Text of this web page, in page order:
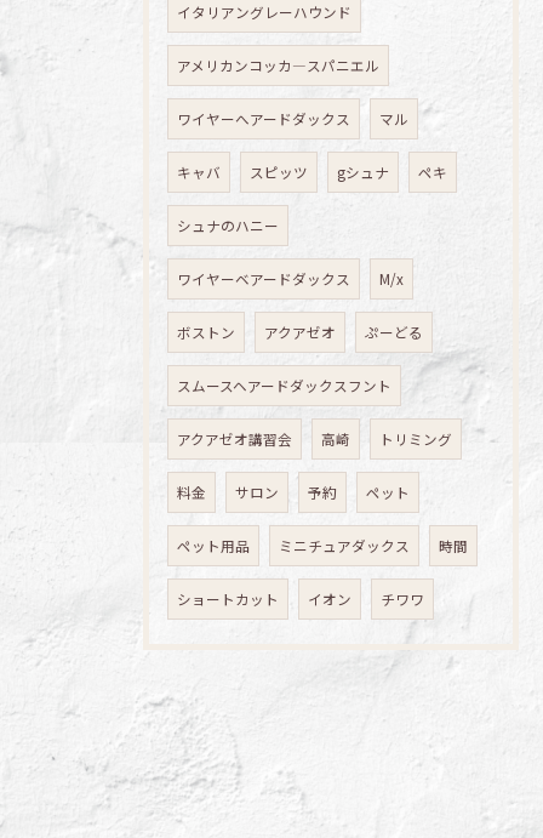
イタリアングレーハウンド
アメリカンコッカ―スパニエル
ワイヤーへアードダックス マル
キャバ スピッツ gシュナ ペキ
シュナのハニー
ワイヤーベアードダックス M/x
ボストン アクアゼオ ぷーどる
スムースヘアードダックスフント
アクアゼオ講習会 高崎 トリミング
料金 サロン 予約 ペット
ペット用品 ミニチュアダックス 時間
ショートカット イオン チワワ